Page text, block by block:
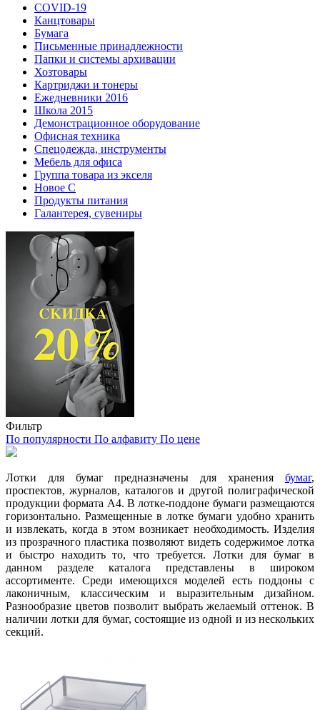
COVID-19
Канцтовары
Бумага
Письменные принадлежности
Папки и системы архивации
Хозтовары
Картриджи и тонеры
Ежедневники 2016
Школа 2015
Демонстрационное оборудование
Офисная техника
Спецодежда, инструменты
Мебель для офиса
Группа товара из экселя
Новое С
Продукты питания
Галантерея, сувениры
Фильтр
По популярности По алфавиту По цене
Лотки для бумаг предназначены для хранения бумаг,
проспектов, журналов, каталогов и другой полиграфической
продукции формата А4. В лотке-поддоне бумаги размещаются
горизонтально. Размещенные в лотке бумаги удобно хранить
и извлекать, когда в этом возникает необходимость. Изделия
из прозрачного пластика позволяют видеть содержимое лотка
и быстро находить то, что требуется. Лотки для бумаг в
данном разделе каталога представлены в широком
ассортименте. Среди имеющихся моделей есть поддоны с
лаконичным, классическим и выразительным дизайном.
Разнообразие цветов позволит выбрать желаемый оттенок. В
наличии лотки для бумаг, состоящие из одной и из нескольких
секций.